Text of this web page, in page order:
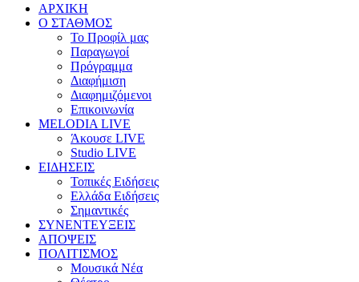
ΑΡΧΙΚΗ
Ο ΣΤΑΘΜΟΣ
Το Προφίλ μας
Παραγωγοί
Πρόγραμμα
Διαφήμιση
Διαφημιζόμενοι
Επικοινωνία
MELODIA LIVE
Άκουσε LIVE
Studio LIVE
ΕΙΔΗΣΕΙΣ
Τοπικές Ειδήσεις
Ελλάδα Ειδήσεις
Σημαντικές
ΣΥΝΕΝΤΕΥΞΕΙΣ
ΑΠΟΨΕΙΣ
ΠΟΛΙΤΙΣΜΟΣ
Μουσικά Νέα